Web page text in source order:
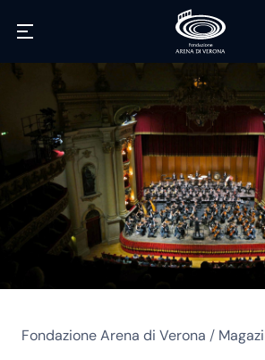
Fondazione Arena di Verona /